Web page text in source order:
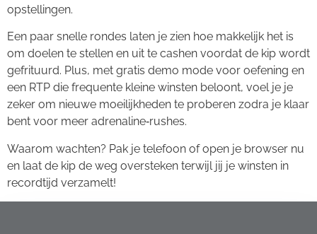
opstellingen.
Een paar snelle rondes laten je zien hoe makkelijk het is
om doelen te stellen en uit te cashen voordat de kip wordt
gefrituurd. Plus, met gratis demo mode voor oefening en
een RTP die frequente kleine winsten beloont, voel je je
zeker om nieuwe moeilijkheden te proberen zodra je klaar
bent voor meer adrenaline‑rushes.
Waarom wachten? Pak je telefoon of open je browser nu
en laat de kip de weg oversteken terwijl jij je winsten in
recordtijd verzamelt!